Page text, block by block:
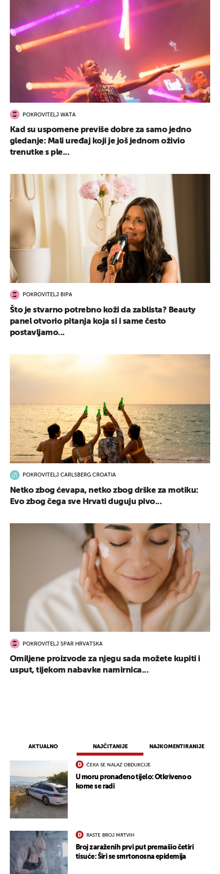
AKTUALNO NAJČITANIJE NAJKOMENTIRANIJE
ČEKA SE NALAZ OBDUKCIJE
U moru pronađeno tijelo: Otkriveno o
kome se radi
RASTE BROJ MRTVIH
Broj zaraženih prvi put premašio četiri
tisuće: Širi se smrtonosna epidemija
POKROVITELJ WATA
Kad su uspomene previše dobre za samo jedno
gledanje: Mali uređaj koji je još jednom oživio
trenutke s ple...
POKROVITELJ BIPA
Što je stvarno potrebno koži da zablista? Beauty
panel otvorio pitanja koja si i same često
postavljamo...
POKROVITELJ CARLSBERG CROATIA
Netko zbog ćevapa, netko zbog drške za motiku:
Evo zbog čega sve Hrvati duguju pivo...
POKROVITELJ SPAR HRVATSKA
Omiljene proizvode za njegu sada možete kupiti i
usput, tijekom nabavke namirnica...